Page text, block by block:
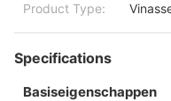
Product Type:
Specifications
Basiseigenschappen